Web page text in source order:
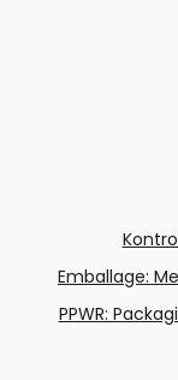
Emballage:
PPWR: